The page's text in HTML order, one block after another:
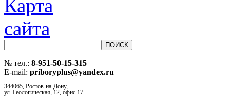
№ тел.: 8-951-50-15-315
E-mail: priboryplus@yandex.ru
344065, Ростов-на-Дону,
ул. Геологическая, 12, офис 17